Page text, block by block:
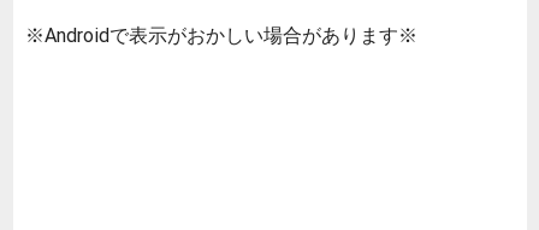
※Androidで表示がおかしい場合があります※